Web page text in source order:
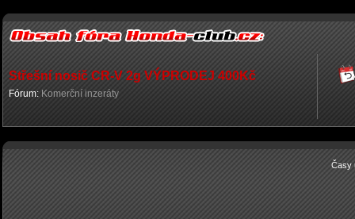
Střešní nosič CR-V 2g VÝPRODEJ 400Kč
Fórum: Komerční inzeráty
Časy